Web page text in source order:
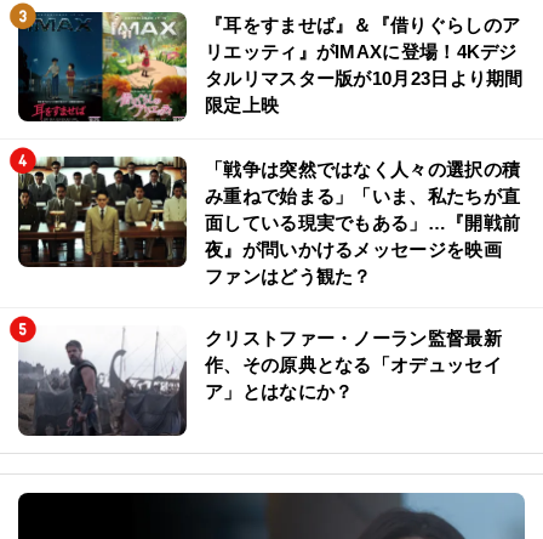
『耳をすませば』＆『借りぐらしのア
リエッティ』がIMAXに登場！4Kデジ
タルリマスター版が10月23日より期間
限定上映
「戦争は突然ではなく人々の選択の積
み重ねで始まる」「いま、私たちが直
面している現実でもある」…『開戦前
夜』が問いかけるメッセージを映画
ファンはどう観た？
クリストファー・ノーラン監督最新
作、その原典となる「オデュッセイ
ア」とはなにか？